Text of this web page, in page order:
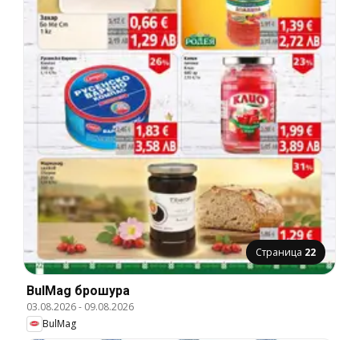
Страница 22
BulMag брошура
03.08.2026- 09.08.2026
BulMag